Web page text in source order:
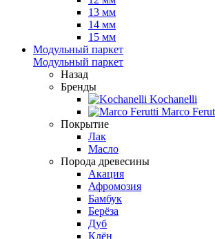
13 мм
14 мм
15 мм
Модульный паркет
Модульный паркет
Назад
Бренды
Kochanelli
Marco
Покрытие
Лак
Масло
Порода древесины
Акация
Афромозия
Бамбук
Берёза
Дуб
Клён